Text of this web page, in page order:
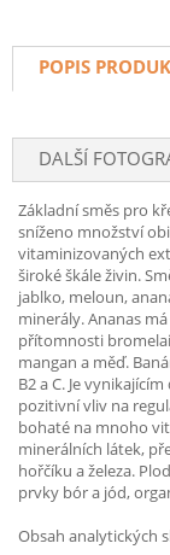
POPIS
DALŠÍ
Základní směs pro
sníženo množství
vitaminizovaných
široké škále živin.
jablko, meloun,
minerály. Ananas
přítomnosti
mangan a měď.
B2 a C. Je
pozitivní vliv na
bohaté na mnoho
minerálních látek,
hořčíku a železa.
prvky bór a jód,
Obsah analytických